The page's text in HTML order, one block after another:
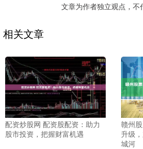
文章为作者独立观点，
相关文章
配资炒股网 配资股配资：助力
股市投资，把握财富机遇
赣州
升级
城河